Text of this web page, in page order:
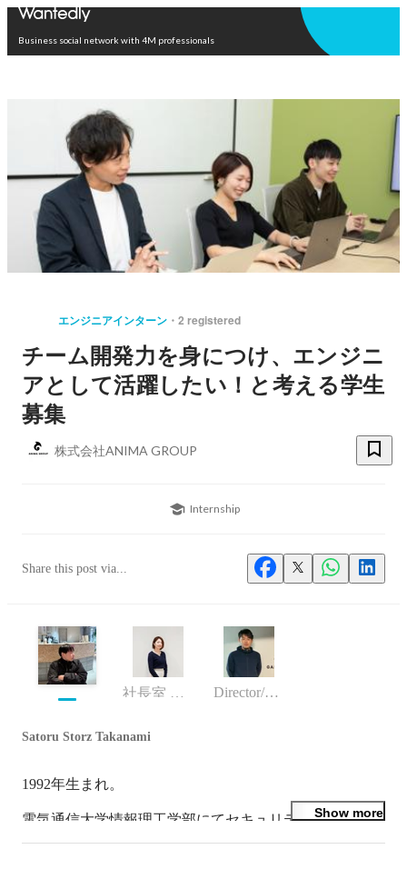
Business social network with 4M professionals
エンジニアインターン 2 registered
チーム開発力を身につけ、エンジニ
アとして活躍したい！と考える学生
募集
株式会社ANIMA GROUP
Internship
Share this post via...
社長室 Culture Design & Experience 責任者 Director/manager
Satoru Storz Takanami
1992年生まれ。
電気通信大学情報理工学部にてセキュリティ (個人認証)
Show more